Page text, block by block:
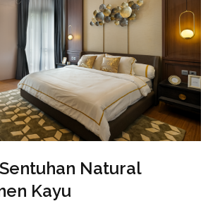
Natural
Kayu